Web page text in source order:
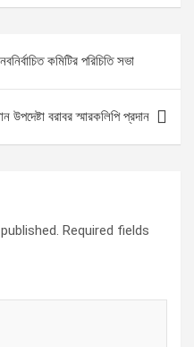
কমিটির পরিচিতি সভা
উপদেষ্টা বরাবর স্মারকলিপি প্রদান
Required fields